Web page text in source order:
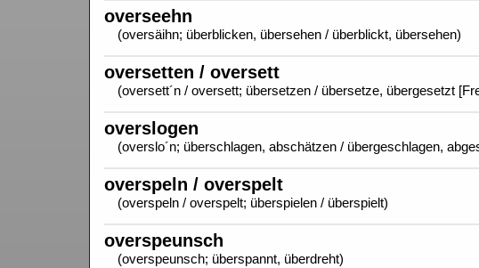
overseehn
(oversäihn; überblicken, übersehen / überblickt, übersehen)
oversetten / oversett
(oversett´n / oversett; übersetzen / übersetze, übergesetzt
overslogen
(overslo´n; überschlagen, abschätzen / übergeschlagen,
overspeln / overspelt
(overspeln / overspelt; überspielen / überspielt)
overspeunsch
(overspeunsch; überspannt, überdreht)